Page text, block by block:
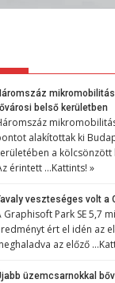
belső kerületben
alakítottak ki
a
érintett …Kattints! »
veszteséges volt a
Graphisoft Park SE 5,7
ért el idén az
az előző …
üzemcsarnokkal